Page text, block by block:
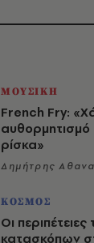
ΜΟΥΣΙΚΗ
French Fry:
αυθορμητισμό
ρίσκα»
Δημήτρης
ΚΟΣΜΟΣ
Οι
κατασκόπων